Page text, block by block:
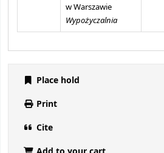
w Warszawie
Wypożyczalnia
Place hold
Print
Cite